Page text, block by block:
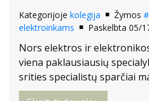
Kategorijoje kolegija Žymos
elektroinkams
Paskelbta 05/
Nors elektros ir
viena paklausiausių
srities specialistų sparčiai